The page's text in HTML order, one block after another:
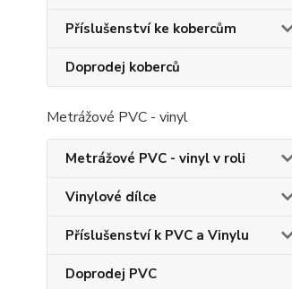
Příslušenství ke kobercům
Doprodej koberců
Metrážové PVC - vinyl
Metrážové PVC - vinyl v roli
Vinylové dílce
Příslušenství k PVC a Vinylu
Doprodej PVC